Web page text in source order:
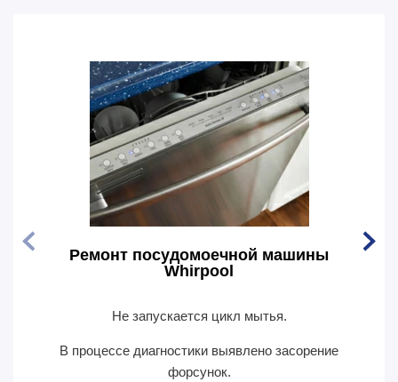
Ремонт посудомоечной машины
Whirpool
Не запускается цикл мытья.
В процессе диагностики выявлено засорение
форсунок.